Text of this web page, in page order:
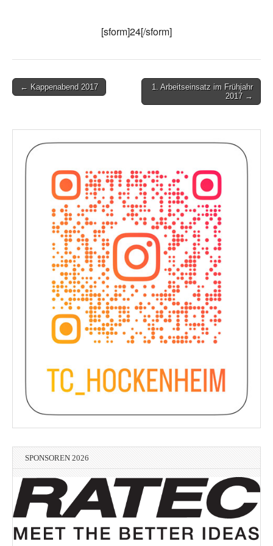
[sform]24[/sform]
Post← Kappenabend 2017
1. Arbeitseinsatz im Frühjahr
2017 →
SPONSOREN 2026